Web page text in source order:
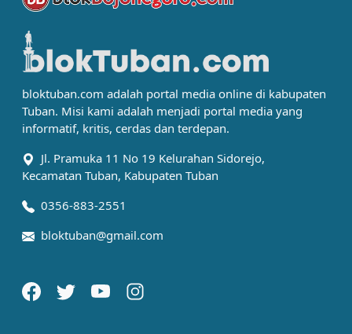
bloktuban.com adalah portal media online di kabupaten
Tuban. Misi kami adalah menjadi portal media yang
informatif, kritis, cerdas dan terdepan.
Jl. Pramuka 11 No 19 Kelurahan Sidorejo,
Kecamatan Tuban, Kabupaten Tuban
0356-883-2551
bloktuban@gmail.com